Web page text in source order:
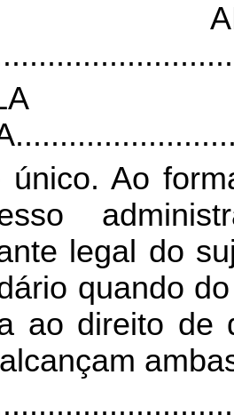
único. Ao
legal do
quando
ao direito de